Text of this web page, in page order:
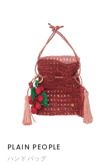
PLAIN PEOPLE
ハンドバッグ